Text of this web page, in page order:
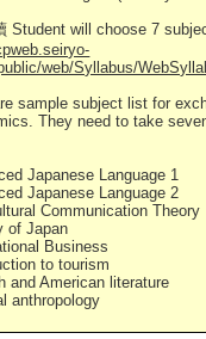
Student will choose 7
web/Syllabus/
sample subject list for
They need to take
Japanese Language 1
Japanese Language 2
Communication Theory
of Japan
Business
to tourism
and American literature
anthropology